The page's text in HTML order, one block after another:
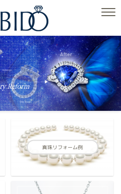
真珠リフォーム例